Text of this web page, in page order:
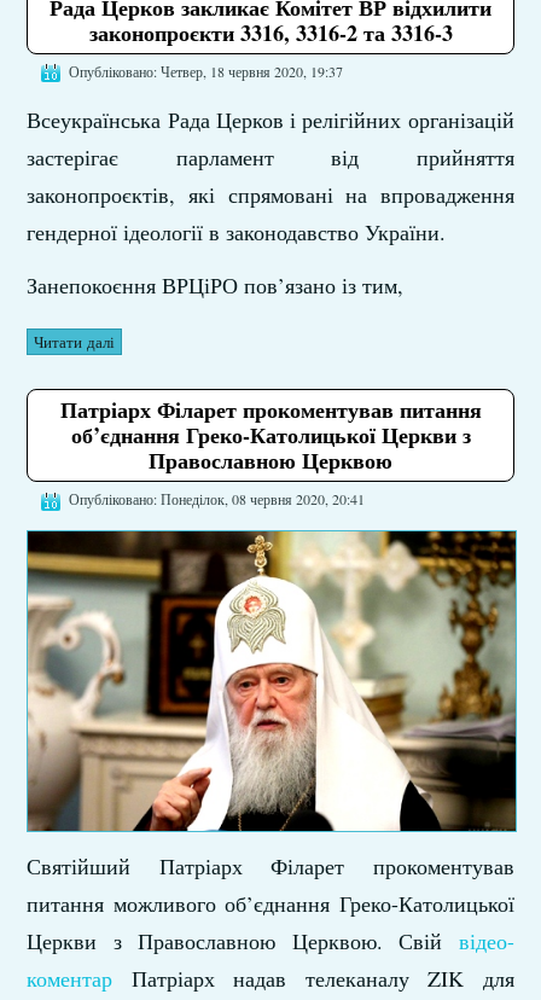
Рада Церков закликає Комітет ВР відхилити
законопроєкти 3316, 3316-2 та 3316-3
Опубліковано: Четвер, 18 червня 2020, 19:37
Всеукраїнська Рада Церков і релігійних організацій
застерігає парламент від прийняття
законопроєктів, які спрямовані на впровадження
гендерної ідеології в законодавство України.
Занепокоєння ВРЦіРО пов’язано із тим,
Читати далі
Патріарх Філарет прокоментував питання
об’єднання Греко-Католицької Церкви з
Православною Церквою
Опубліковано: Понеділок, 08 червня 2020, 20:41
Святійший Патріарх Філарет прокоментував
питання можливого об’єднання Греко-Католицької
Церкви з Православною Церквою. Свій відео-
коментар Патріарх надав телеканалу ZIK для